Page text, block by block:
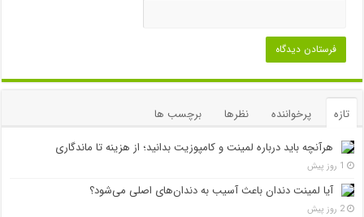
تازه پرخواننده نظرها
برچسب ها
هرآنچه باید درباره لمینت و کامپوزیت بدانید؛ از هزینه تا ماندگاری
1 روز پیش
آیا لمینت دندان باعث آسیب به دندان‌های اصلی می‌شود؟
2 روز پیش